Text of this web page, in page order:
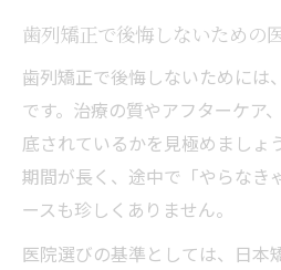
歯列矯正で後悔しないための
歯列矯正で後悔しないためには
です。治療の質やアフターケア
底されているかを見極めましょ
期間が長く、途中で「やらなき
ースも珍しくありません。
医院選びの基準としては、日本